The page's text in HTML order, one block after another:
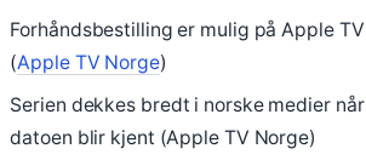
Forhåndsbestilling er mulig på Apple TV
(Apple TV Norge)
Serien dekkes bredt i norske medier når
datoen blir kjent (Apple TV Norge)